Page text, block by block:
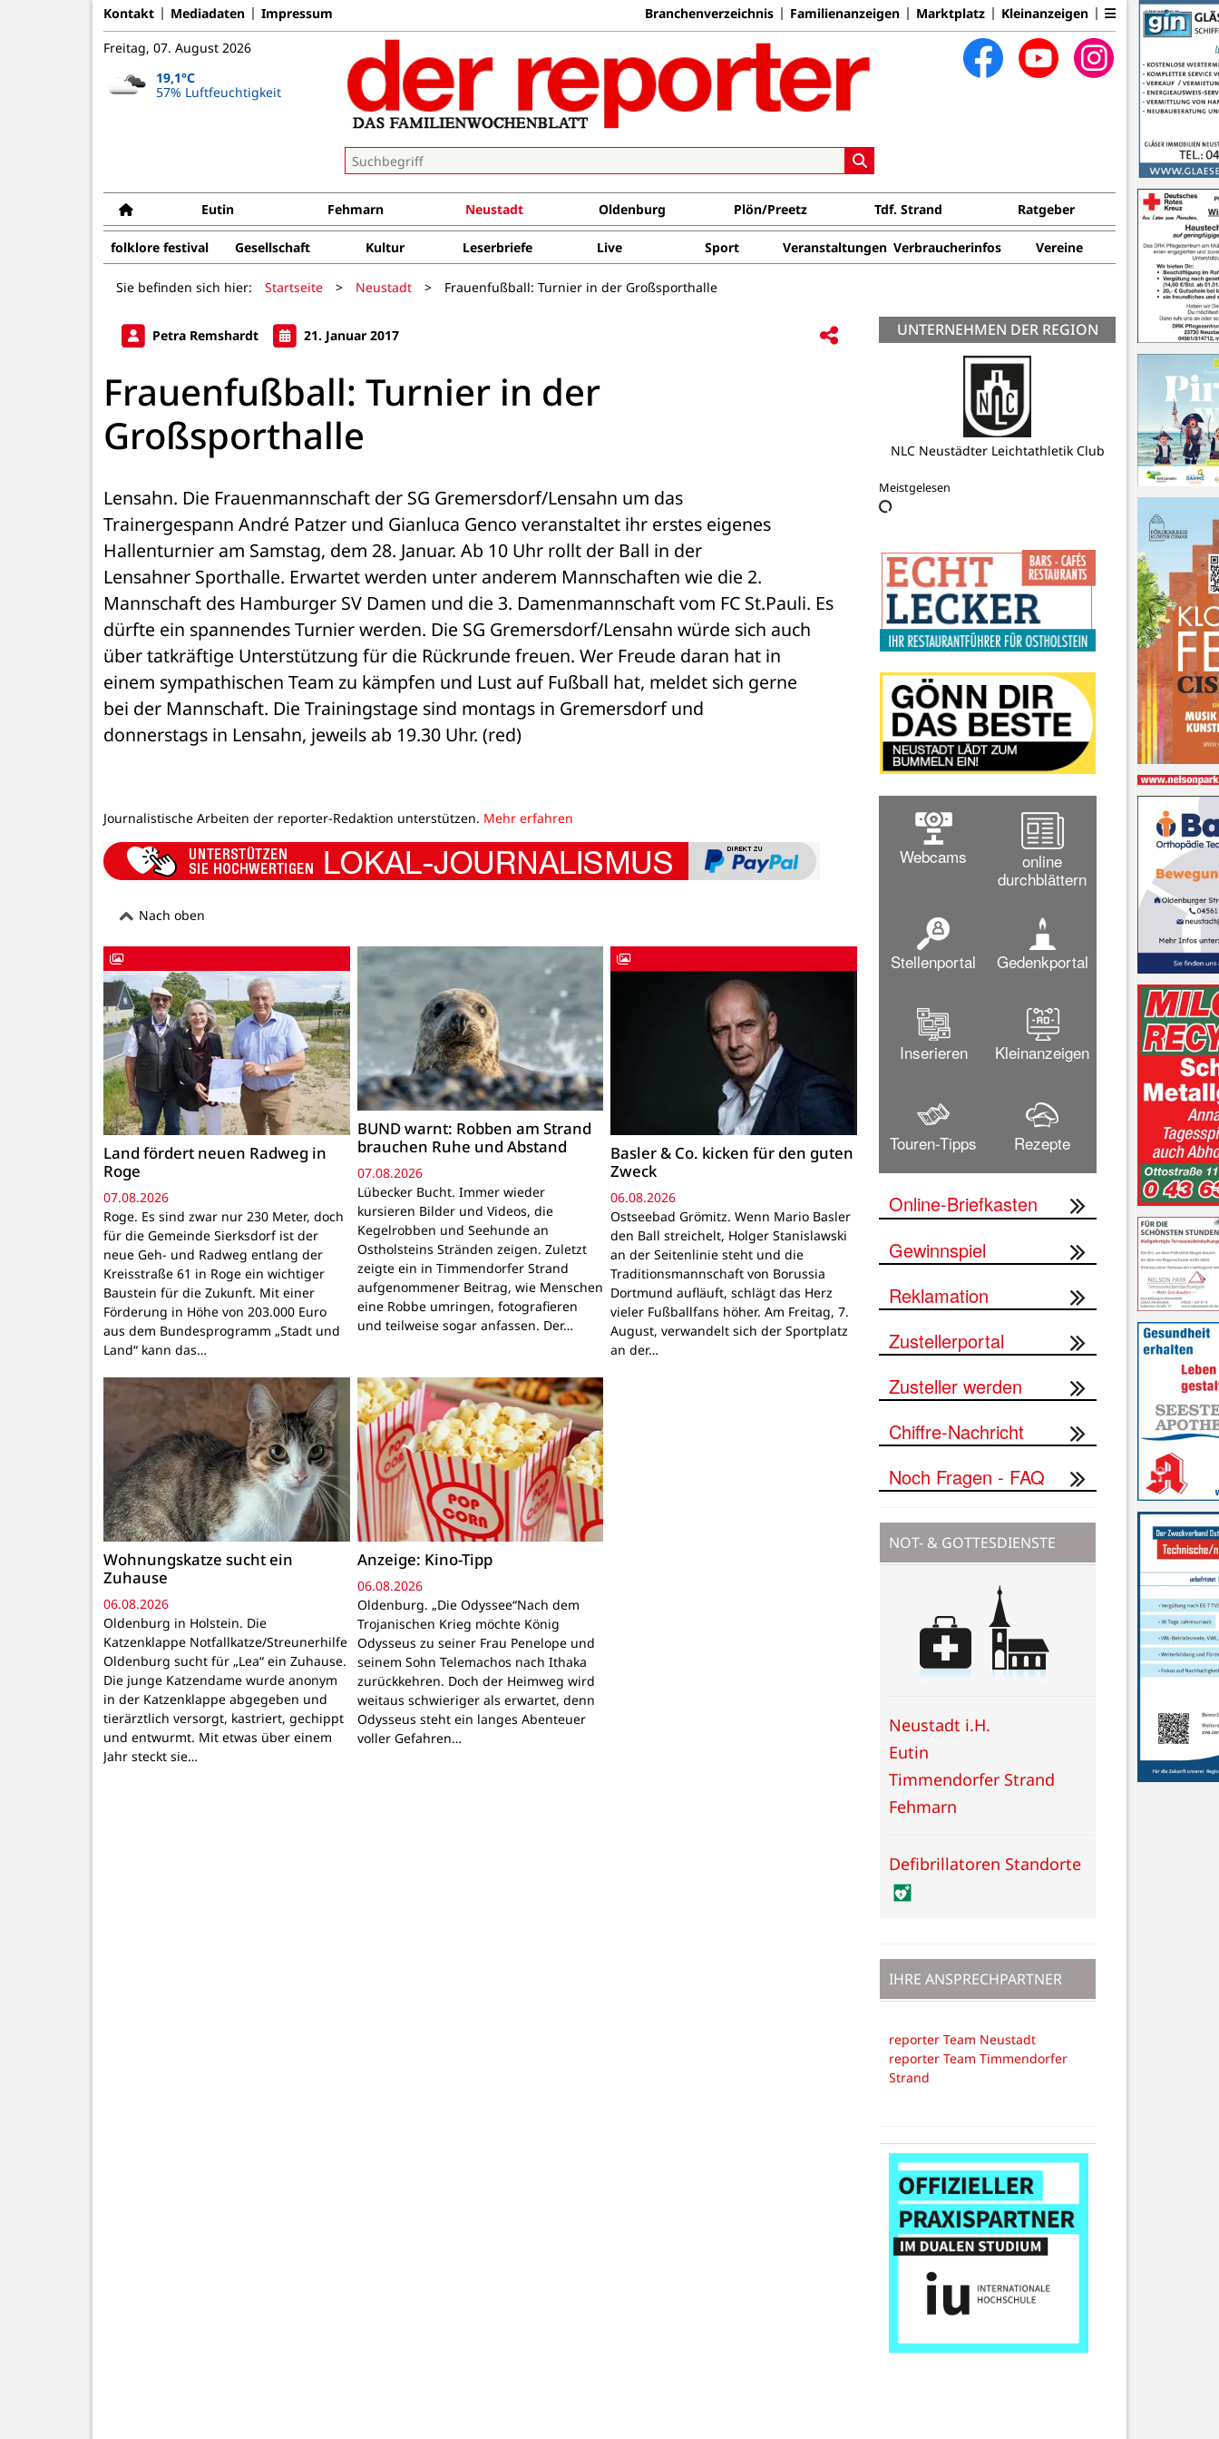
Kontakt Mediadaten Impressum Branchenverzeichnis Familienanzeigen Marktplatz Kleinanzeigen
Freitag, 07. August 2026
19,1°C
57% Luftfeuchtigkeit
Eutin Fehmarn Neustadt Oldenburg Plön/Preetz Tdf. Strand Ratgeber
folklore festival Gesellschaft Kultur Leserbriefe Live Sport Veranstaltungen Verbraucherinfos Vereine
Sie befinden sich hier: Startseite > Neustadt > Frauenfußball: Turnier in der Großsporthalle
Petra Remshardt 21. Januar 2017
Frauenfußball: Turnier in der
Großsporthalle
Lensahn. Die Frauenmannschaft der SG Gremersdorf/Lensahn um das
Trainergespann André Patzer und Gianluca Genco veranstaltet ihr erstes eigenes
Hallenturnier am Samstag, dem 28. Januar. Ab 10 Uhr rollt der Ball in der
Lensahner Sporthalle. Erwartet werden unter anderem Mannschaften wie die 2.
Mannschaft des Hamburger SV Damen und die 3. Damenmannschaft vom FC St.Pauli. Es
dürfte ein spannendes Turnier werden. Die SG Gremersdorf/Lensahn würde sich auch
über tatkräftige Unterstützung für die Rückrunde freuen. Wer Freude daran hat in
einem sympathischen Team zu kämpfen und Lust auf Fußball hat, meldet sich gerne
bei der Mannschaft. Die Trainingstage sind montags in Gremersdorf und
donnerstags in Lensahn, jeweils ab 19.30 Uhr. (red)
Journalistische Arbeiten der reporter-Redaktion unterstützen. Mehr erfahren
Nach oben
Land fördert neuen Radweg in
Roge
07.08.2026
Roge. Es sind zwar nur 230 Meter, doch
für die Gemeinde Sierksdorf ist der
neue Geh- und Radweg entlang der
Kreisstraße 61 in Roge ein wichtiger
Baustein für die Zukunft. Mit einer
Förderung in Höhe von 203.000 Euro
aus dem Bundesprogramm „Stadt und
Land“ kann das…
BUND warnt: Robben am Strand
brauchen Ruhe und Abstand
07.08.2026
Lübecker Bucht. Immer wieder
kursieren Bilder und Videos, die
Kegelrobben und Seehunde an
Ostholsteins Stränden zeigen. Zuletzt
zeigte ein in Timmendorfer Strand
aufgenommener Beitrag, wie Menschen
eine Robbe umringen, fotografieren
und teilweise sogar anfassen. Der…
Basler & Co. kicken für den guten
Zweck
06.08.2026
Ostseebad Grömitz. Wenn Mario Basler
den Ball streichelt, Holger Stanislawski
an der Seitenlinie steht und die
Traditionsmannschaft von Borussia
Dortmund aufläuft, schlägt das Herz
vieler Fußballfans höher. Am Freitag, 7.
August, verwandelt sich der Sportplatz
an der…
Wohnungskatze sucht ein
Zuhause
06.08.2026
Oldenburg in Holstein. Die
Katzenklappe Notfallkatze/Streunerhilfe
Oldenburg sucht für „Lea“ ein Zuhause.
Die junge Katzendame wurde anonym
in der Katzenklappe abgegeben und
tierärztlich versorgt, kastriert, gechippt
und entwurmt. Mit etwas über einem
Jahr steckt sie…
Anzeige: Kino-Tipp
06.08.2026
Oldenburg. „Die Odyssee“Nach dem
Trojanischen Krieg möchte König
Odysseus zu seiner Frau Penelope und
seinem Sohn Telemachos nach Ithaka
zurückkehren. Doch der Heimweg wird
weitaus schwieriger als erwartet, denn
Odysseus steht ein langes Abenteuer
voller Gefahren…
UNTERNEHMEN DER REGION
NLC Neustädter Leichtathletik Club
Meistgelesen
Webcams
online
durchblättern
Stellenportal Gedenkportal
Inserieren Kleinanzeigen
Touren-Tipps Rezepte
Online-Briefkasten
Gewinnspiel
Reklamation
Zustellerportal
Zusteller werden
Chiffre-Nachricht
Noch Fragen - FAQ
NOT- & GOTTESDIENSTE
Neustadt i.H.
Eutin
Timmendorfer Strand
Fehmarn
Defibrillatoren Standorte
IHRE ANSPRECHPARTNER
reporter Team Neustadt
reporter Team Timmendorfer
Strand